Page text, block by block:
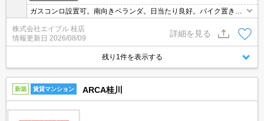
ガスコンロ設置可。南向きベランダ。日当たり良好。バイク置き場
料。
株式会社エイブル 桂店
情報更新日 2026/08/09
詳細を見る
残り1件を表示する
新築 賃貸マンション ARCA桂川